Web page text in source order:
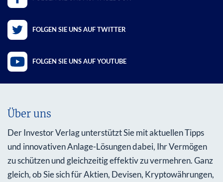
FOLGEN SIE UNS AUF TWITTER
FOLGEN SIE UNS AUF YOUTUBE
Über uns
Der Investor Verlag unterstützt Sie mit aktuellen Tipps
und innovativen Anlage-Lösungen dabei, Ihr Vermögen
zu schützen und gleichzeitig effektiv zu vermehren. Ganz
gleich, ob Sie sich für Aktien, Devisen, Kryptowährungen,